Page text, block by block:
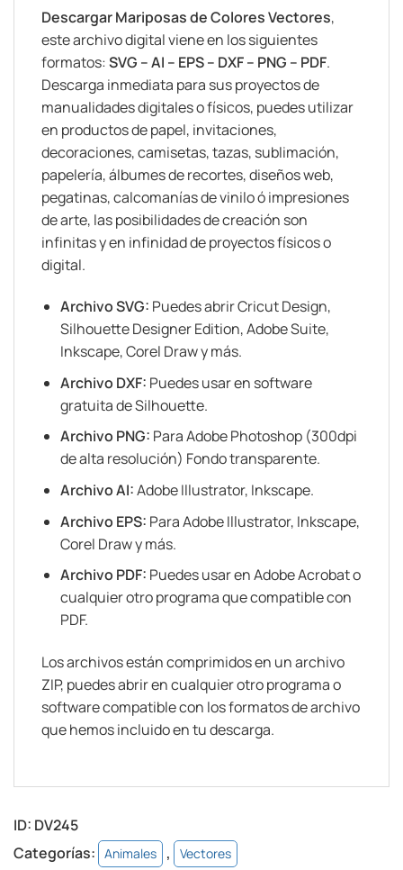
Descargar Mariposas de Colores Vectores,
este archivo digital viene en los siguientes
formatos:SVG – AI – EPS – DXF – PNG – PDF.
Descarga inmediata para sus proyectos de
manualidades digitales o físicos, puedes utilizar
en productos de papel, invitaciones,
decoraciones, camisetas, tazas, sublimación,
papelería, álbumes de recortes, diseños web,
pegatinas, calcomanías de vinilo ó impresiones
de arte, las posibilidades de creación son
infinitas y en infinidad de proyectos físicos o
digital.
Archivo SVG: Puedes abrir Cricut Design,
Silhouette Designer Edition, Adobe Suite,
Inkscape, Corel Draw y más.
Archivo DXF: Puedes usar en software
gratuita de Silhouette.
Archivo PNG: Para Adobe Photoshop (300dpi
de alta resolución) Fondo transparente.
Archivo AI:Adobe Illustrator, Inkscape.
Archivo EPS: Para Adobe Illustrator, Inkscape,
Corel Draw y más.
Archivo PDF: Puedes usar en Adobe Acrobat o
cualquier otro programa que compatible con
PDF.
Los archivos están comprimidos en un archivo
ZIP, puedes abrir en cualquier otro programa o
software compatible con los formatos de archivo
que hemos incluido en tu descarga.
ID: DV245
Categorías: Animales , Vectores